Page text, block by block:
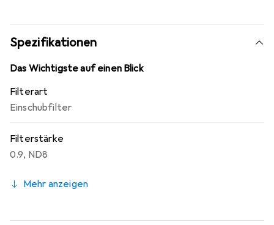
Spezifikationen
Das Wichtigste auf einen Blick
Filterart
Einschubfilter
Filterstärke
0.9, ND8
Mehr anzeigen